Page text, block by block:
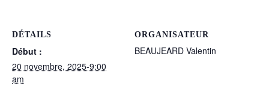
DÉTAILS
Début :
20 novembre, 2025-9:00
am
ORGANISATEUR
BEAUJEARD Valentin